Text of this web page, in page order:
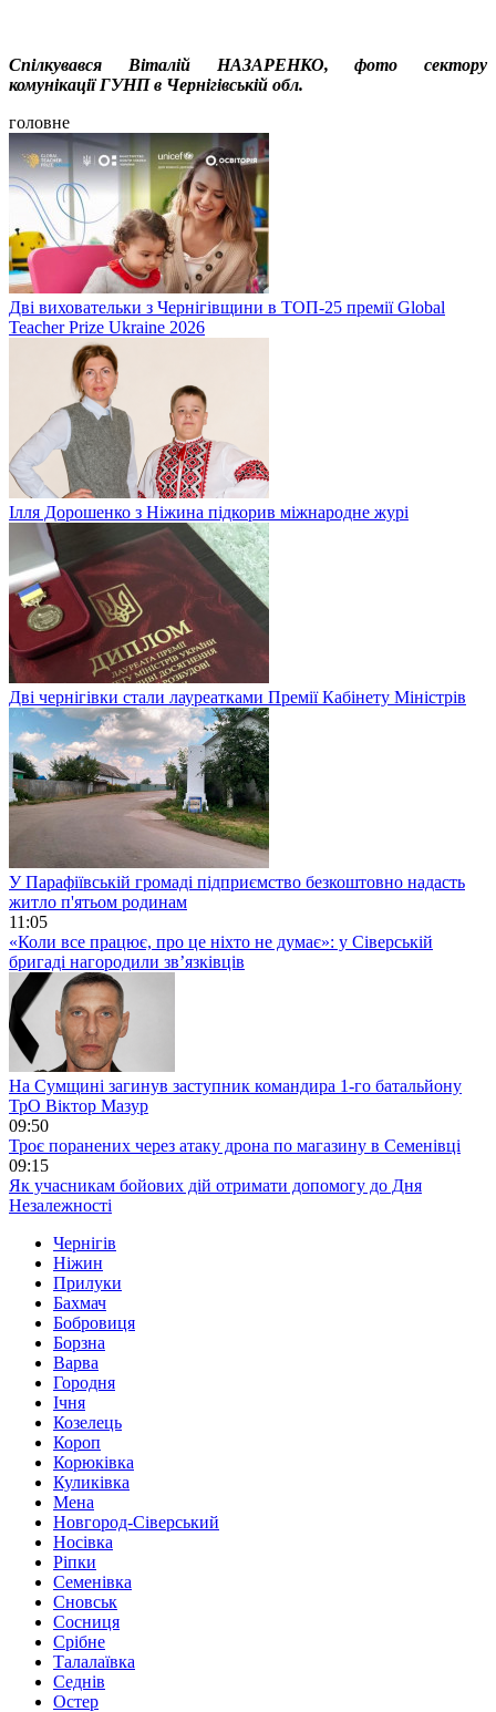
Спілкувався Віталій НАЗАРЕНКО, фото сектору
комунікації ГУНП в Чернігівській обл.
головне
Дві виховательки з Чернігівщини в ТОП-25 премії Global
Teacher Prize Ukraine 2026
Ілля Дорошенко з Ніжина підкорив міжнародне журі
Дві чернігівки стали лауреатками Премії Кабінету Міністрів
У Парафіївській громаді підприємство безкоштовно надасть
житло п'ятьом родинам
11:05
«Коли все працює, про це ніхто не думає»: у Сіверській
бригаді нагородили зв’язківців
На Сумщині загинув заступник командира 1-го батальйону
ТрО Віктор Мазур
09:50
Троє поранених через атаку дрона по магазину в Семенівці
09:15
Як учасникам бойових дій отримати допомогу до Дня
Незалежності
Чернігів
Ніжин
Прилуки
Бахмач
Бобровиця
Борзна
Варва
Городня
Ічня
Козелець
Короп
Корюківка
Куликівка
Мена
Новгород-Сіверський
Носівка
Ріпки
Семенівка
Сновськ
Сосниця
Срібне
Талалаївка
Седнів
Остер